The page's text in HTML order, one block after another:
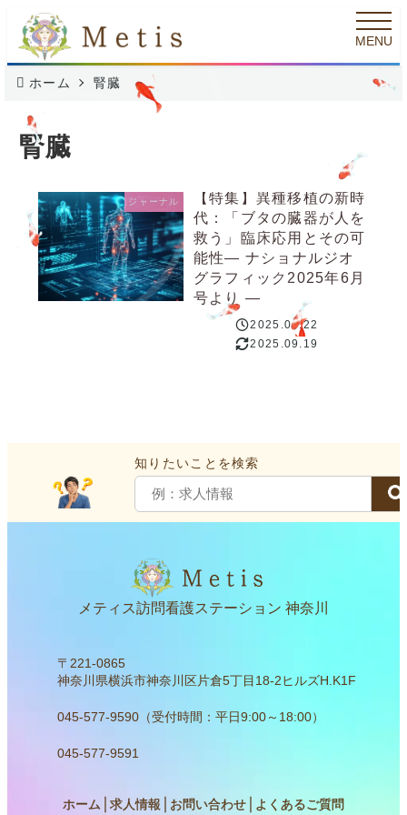
イ
ン
ン
MENU
ホーム 腎臓
腎臓
ジャーナル
【特集】異種移植の新時
代：「ブタの臓器が人を
救う」臨床応用とその可
能性― ナショナルジオ
グラフィック2025年6月
号より ―
投稿日
2025.06.22
更新日
2025.09.19
知りたいことを検索
メティス訪問看護ステーション 神奈川
〒221-0865
神奈川県横浜市神奈川区片倉5丁目18-2ヒルズH.K1F
045-577-9590（受付時間：平日9:00～18:00）
045-577-9591
ホーム 求人情報 お問い合わせ│ よくあるご質問